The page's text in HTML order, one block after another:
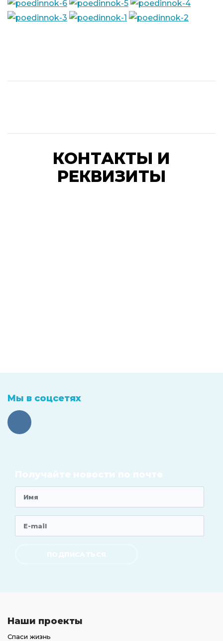
КОНТАКТЫ И
РЕКВИЗИТЫ
Мы в соцсетях
Наши проекты
Спаси жизнь